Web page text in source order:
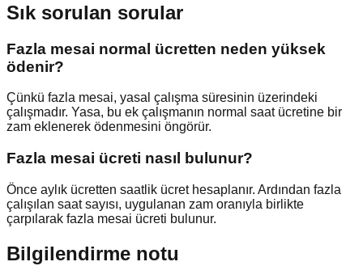
Sık sorulan sorular
Fazla mesai normal ücretten neden yüksek
ödenir?
Çünkü fazla mesai, yasal çalışma süresinin üzerindeki
çalışmadır. Yasa, bu ek çalışmanın normal saat ücretine bir
zam eklenerek ödenmesini öngörür.
Fazla mesai ücreti nasıl bulunur?
Önce aylık ücretten saatlik ücret hesaplanır. Ardından fazla
çalışılan saat sayısı, uygulanan zam oranıyla birlikte
çarpılarak fazla mesai ücreti bulunur.
Bilgilendirme notu